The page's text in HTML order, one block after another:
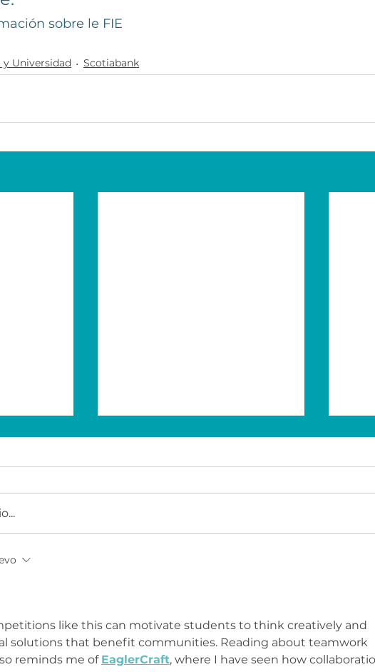
sobre le FIE
Universidad Scotiabank
like this can motivate students to think creatively and
solutions that benefit communities. Reading about teamwork
reminds me of EaglerCraft, where I have seen how